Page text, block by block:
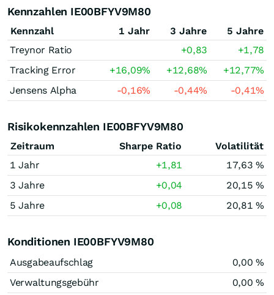
Kennzahlen IE00BFYV9M80
Kennzahl 1 Jahr 3 Jahre
5 Jahre
Treynor Ratio
+0,83
+1,78
Tracking Error
+16,09% +12,68% +12,77%
Jensens Alpha
-0,16% -0,44% -0,41%
Risikokennzahlen IE00BFYV9M80
Zeitraum Sharpe Ratio
Volatilität
1 Jahr
+1,81
17,63 %
3 Jahre
+0,04
20,15 %
5 Jahre
+0,08 20,81 %
Konditionen IE00BFYV9M80
Ausgabeaufschlag
0,00 %
Verwaltungsgebühr
0,00 %